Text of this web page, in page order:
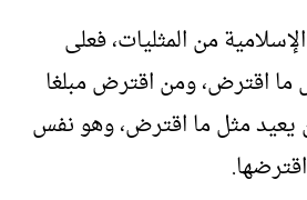
من المثليات، فعلى
ما اقترض، ومن اقترض مبلغا
يعيد مثل ما اقترض، وهو نفس